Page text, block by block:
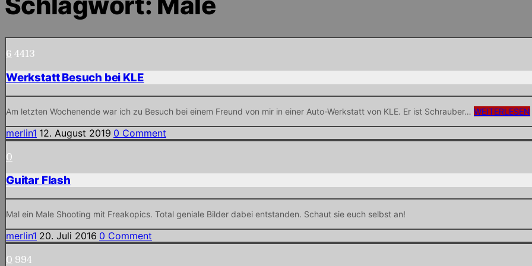
6 4413
Werkstatt Besuch bei KLE
Am letzten Wochenende war ich zu Besuch bei einem Freund von mir in einer Auto-Werkstatt von KLE. Er ist Schrauber… WEITERLESEN
merlin1 12. August 2019 0 Comment
0
Guitar Flash
Mal ein Male Shooting mit Freakopics. Total geniale Bilder dabei entstanden. Schaut sie euch selbst an!
merlin1 20. Juli 2016 0 Comment
0 994